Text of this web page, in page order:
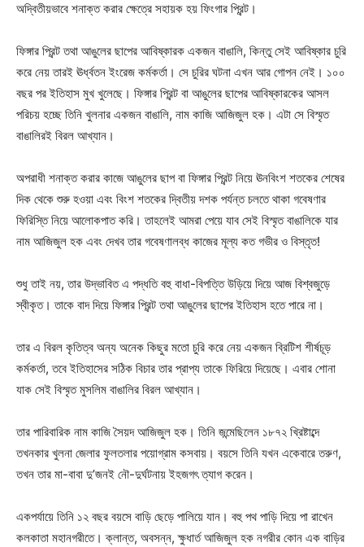
অদ্বিতীয়ভাবে শনাক্ত করার ক্ষেত্রে সহায়ক হয় ফিংগার প্রিন্ট।
ফিঙ্গার প্রিন্ট তথা আঙুলের ছাপের আবিষ্কারক একজন বাঙালি, কিন্তু সেই আবিষ্কার চুরি
করে নেয় তারই ঊর্ধ্বতন ইংরেজ কর্মকর্তা। সে চুরির ঘটনা এখন আর গোপন নেই। ১০০
বছর পর ইতিহাস মুখ খুলেছে। ফিঙ্গার প্রিন্ট বা আঙুলের ছাপের আবিষ্কারকের আসল
পরিচয় হচ্ছে তিনি খুলনার একজন বাঙালি, নাম কাজি আজিজুল হক। এটা সে বিস্মৃত
বাঙালিরই বিরল আখ্যান।
অপরাধী শনাক্ত করার কাজে আঙুলের ছাপ বা ফিঙ্গার প্রিন্ট নিয়ে ঊনবিংশ শতকের শেষের
দিক থেকে শুরু হওয়া এবং বিংশ শতকের দ্বিতীয় দশক পর্যন্ত চলতে থাকা গবেষণার
ফিরিস্তি নিয়ে আলোকপাত করি। তাহলেই আমরা পেয়ে যাব সেই বিস্মৃত বাঙালিকে যার
নাম আজিজুল হক এবং দেখব তার গবেষণালব্ধ কাজের মূল্য কত গভীর ও বিস্তৃত!
শুধু তাই নয়, তার উদ্ভাবিত এ পদ্ধতি বহু বাধা-বিপত্তি উড়িয়ে দিয়ে আজ বিশ্বজুড়ে
স্বীকৃত। তাকে বাদ দিয়ে ফিঙ্গার প্রিন্ট তথা আঙুলের ছাপের ইতিহাস হতে পারে না।
তার এ বিরল কৃতিত্ব অন্য অনেক কিছুর মতো চুরি করে নেয় একজন ব্রিটিশ শীর্ষচূড়
কর্মকর্তা, তবে ইতিহাসের সঠিক বিচার তার প্রাপ্য তাকে ফিরিয়ে দিয়েছে। এবার শোনা
যাক সেই বিস্মৃত মুসলিম বাঙালির বিরল আখ্যান।
তার পারিবারিক নাম কাজি সৈয়দ আজিজুল হক। তিনি জন্মেছিলেন ১৮৭২ খ্রিষ্টাব্দে
তখনকার খুলনা জেলার ফুলতলার পয়োগ্রাম কসবায়। বয়সে তিনি যখন একেবারে তরুণ,
তখন তার মা-বাবা দু’জনই নৌ-দুর্ঘটনায় ইহজগৎ ত্যাগ করেন।
একপর্যায়ে তিনি ১২ বছর বয়সে বাড়ি ছেড়ে পালিয়ে যান। বহু পথ পাড়ি দিয়ে পা রাখেন
কলকাতা মহানগরীতে। ক্লান্ত, অবসন্ন, ক্ষুধার্ত আজিজুল হক নগরীর কোন এক বাড়ির